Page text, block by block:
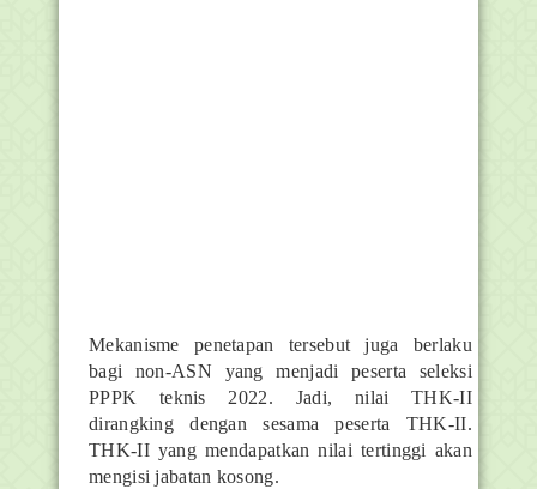
Mekanisme penetapan tersebut juga berlaku
bagi non-ASN yang menjadi peserta seleksi
PPPK teknis 2022. Jadi, nilai THK-II
dirangking dengan sesama peserta THK-II.
THK-II yang mendapatkan nilai tertinggi akan
mengisi jabatan kosong.